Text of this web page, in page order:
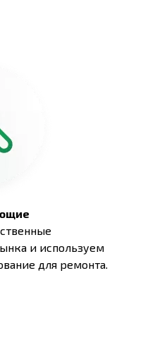
и используем
для ремонта.